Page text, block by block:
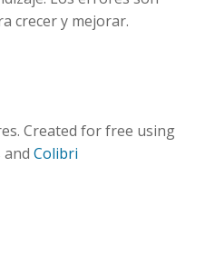
crecer y mejorar.
Created for free using
and Colibri